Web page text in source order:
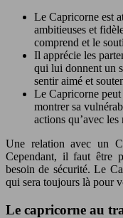
Le Capricorne est
ambitieuses et
comprend et le
Il apprécie les
qui lui donnent un
sentir aimé et
Le Capricorne
montrer sa
actions qu’avec les
Une relation avec un
Cependant, il faut être
besoin de sécurité. Le
qui sera toujours là pour
Le capricorne au